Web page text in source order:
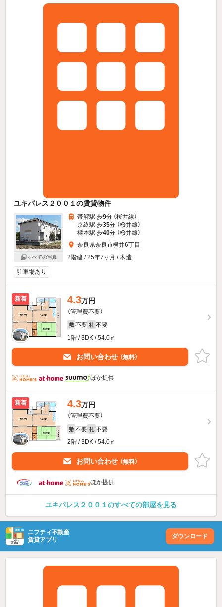
ユキパレス２００１の賃貸物件
すべての写真
帯解駅 歩9分 （桜井線）
京終駅 歩35分 （桜井線）
櫟本駅 歩40分 （桜井線）
奈良県奈良市横井6丁目
2階建 / 25年7ヶ月 / 木造
駐車場あり
新着 4.3万円
（管理費不要）
敷 不要 礼 不要
1階 / 3DK / 54.0㎡
お問い合わせ （無料）
ほか提供
新着 4.3万円
（管理費不要）
敷 不要 礼 不要
2階 / 3DK / 54.0㎡
お問い合わせ （無料）
ほか提供
ユキパレス２００１のすべての部屋を見る
ニフティ不動産
賃貸アプリ
ダウンロード